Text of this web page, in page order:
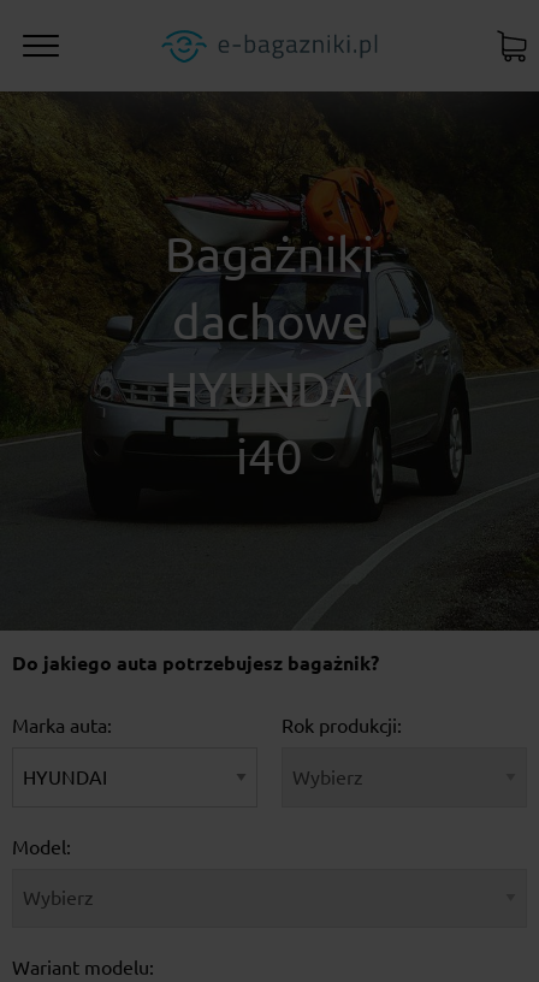
Bagażniki
dachowe
HYUNDAI
i40
Do jakiego auta potrzebujesz bagażnik?
Marka auta: Rok produkcji:
Model:
Wariant modelu: